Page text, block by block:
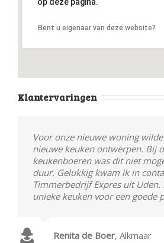
Bent u eigenaar van deze website?
Klantervaringen
Voor onze nieuwe woning
nieuwe keuken ontwerpen. Bij
keukenboeren was dit niet
duur. Gelukkig kwam ik in
Timmerbedrijf Expres uit Uden.
unieke keuken voor een goede
Renita de Boer, Alkmaar